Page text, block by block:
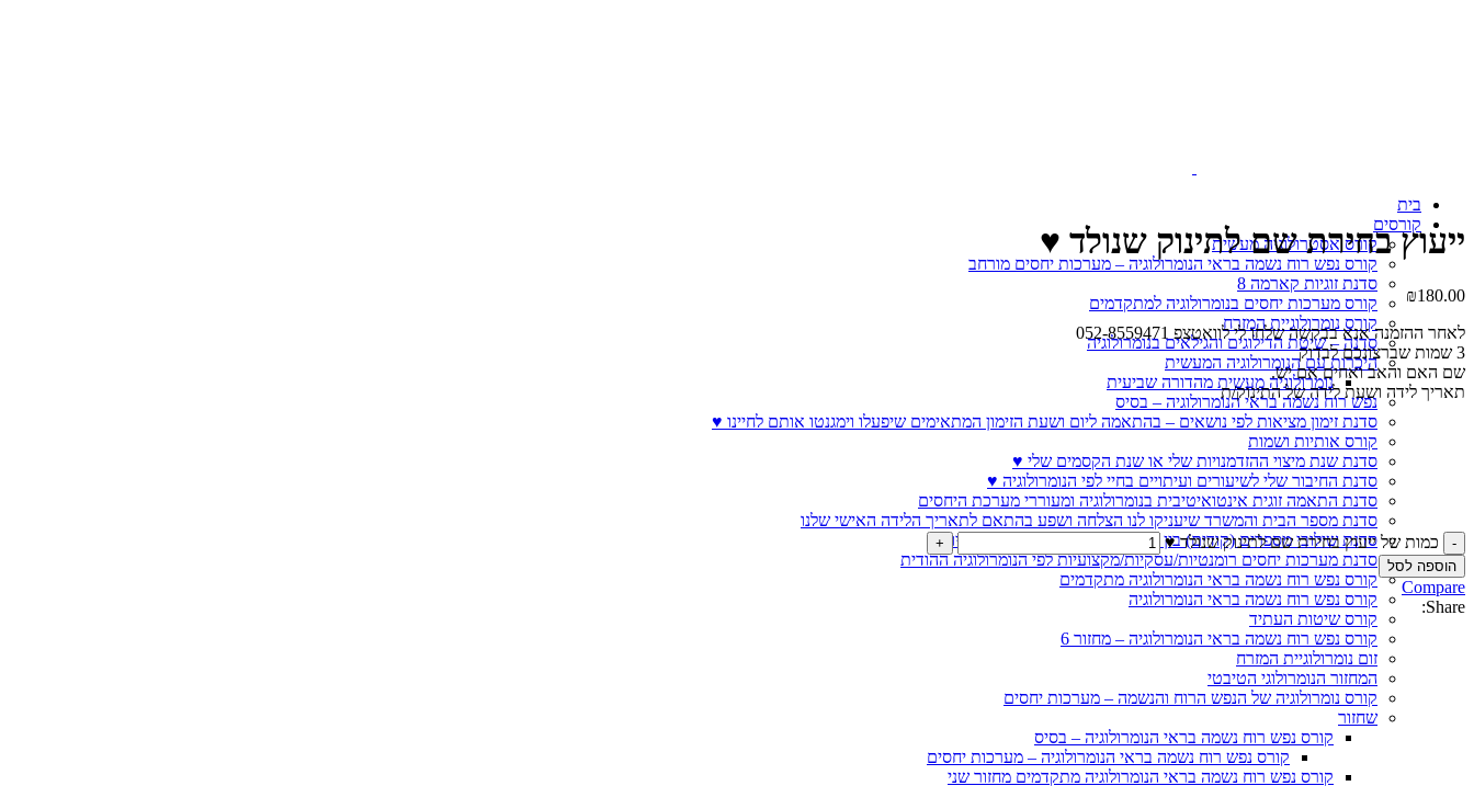
בית
קורסים
קורס אסטרולוגיה מעשית
קורס נפש רוח נשמה בראי הנומרולוגיה – מערכות יחסים מורחב
סדנת זוגיות קארמה 8
קורס מערכות יחסים בנומרולוגיה למתקדמים
קורס נומרולוגיית המזרח
סדנה – שיטת הדילוגים והגילאים בנומרולוגיה
היכרות עם הנומרולוגיה המעשית
נומרולוגיה מעשית מהדורה שביעית
נפש רוח נשמה בראי הנומרולוגיה – בסיס
סדנת זימון מציאות לפי נושאים – בהתאמה ליום ושעת הזימון המתאימים שיפעלו וימגנטו אותם לחיינו ♥
קורס אותיות ושמות
סדנת שנת מיצוי ההזדמנויות שלי או שנת הקסמים שלי ♥
סדנת החיבור שלי לשיעורים ועיתויים בחיי לפי הנומרולוגיה ♥
סדנת התאמה זוגית אינטואיטיבית בנומרולוגיה ומעוררי מערכת היחסים
סדנת מספר הבית והמשרד שיעניקו לנו הצלחה ושפע בהתאם לתאריך הלידה האישי שלנו
סדנת שילובי מספרים (קודים) בין אנרגיה חולפת לאנרגיה קבועה יותר
סדנת מערכות יחסים רומנטיות/עסקיות/מקצועיות לפי הנומרולוגיה ההודית
קורס נפש רוח נשמה בראי הנומרולוגיה מתקדמים
קורס נפש רוח נשמה בראי הנומרולוגיה
קורס שיטות העתיד
קורס נפש רוח נשמה בראי הנומרולוגיה – מחזור 6
זום נומרולוגיית המזרח
המחזור הנומרולוגי הטיבטי
קורס נומרולוגיה של הנפש הרוח והנשמה – מערכות יחסים
שחזור
קורס נפש רוח נשמה בראי הנומרולוגיה – בסיס
קורס נפש רוח נשמה בראי הנומרולוגיה – מערכות יחסים
קורס נפש רוח נשמה בראי הנומרולוגיה מתקדמים מחזור שני
ייעוץ בחירת שם לתינוק שנולד ♥
₪180.00
לאחר ההזמנה אנא בבקשה שלחו לי לוואטצפ 052-8559471
3 שמות שברצונכם לבדוק
שם האם והאב ואחים אם יש.
תאריך לידה ושעת לידה של התינוק/ת
כמות של ייעוץ בחירת שם לתינוק שנולד ♥
הוספה לסל
Compare
Share: